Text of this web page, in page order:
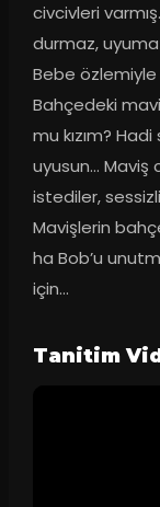
civcivleri
durmaz,
Bebe
Bahçedeki
mu kızım?
uyusun… Maviş
istediler,
Mavişlerin
ha Bob’u
için…
Tanitim